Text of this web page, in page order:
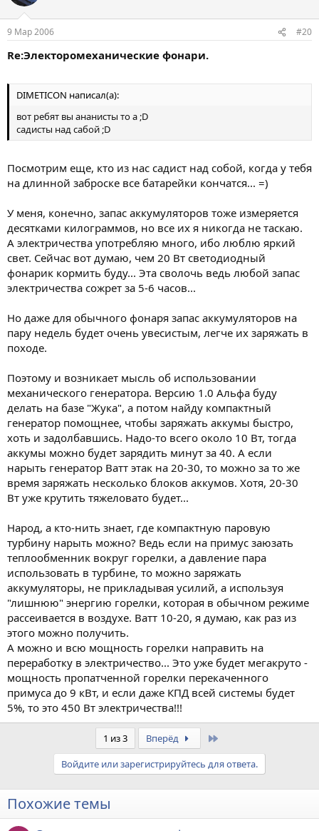
9 Мар 2006 #20
Re:Электоромеханические фонари.
DIMETICON написал(а):
вот ребят вы ананисты то а ;D
садисты над сабой ;D
Посмотрим еще, кто из нас садист над собой, когда у тебя
на длинной заброске все батарейки кончатся... =)
У меня, конечно, запас аккумуляторов тоже измеряется
десятками килограммов, но все их я никогда не таскаю.
А электричества употребляю много, ибо люблю яркий
свет. Сейчас вот думаю, чем 20 Вт светодиодный
фонарик кормить буду... Эта сволочь ведь любой запас
электричества сожрет за 5-6 часов...
Но даже для обычного фонаря запас аккумуляторов на
пару недель будет очень увесистым, легче их заряжать в
походе.
Поэтому и возникает мысль об использовании
механического генератора. Версию 1.0 Альфа буду
делать на базе "Жука", а потом найду компактный
генератор помощнее, чтобы заряжать аккумы быстро,
хоть и задолбавшись. Надо-то всего около 10 Вт, тогда
аккумы можно будет зарядить минут за 40. А если
нарыть генератор Ватт этак на 20-30, то можно за то же
время заряжать несколько блоков аккумов. Хотя, 20-30
Вт уже крутить тяжеловато будет...
Народ, а кто-нить знает, где компактную паровую
турбину нарыть можно? Ведь если на примус заюзать
теплообменник вокруг горелки, а давление пара
использовать в турбине, то можно заряжать
аккумуляторы, не прикладывая усилий, а используя
"лишнюю" энергию горелки, которая в обычном режиме
рассеивается в воздухе. Ватт 10-20, я думаю, как раз из
этого можно получить.
А можно и всю мощность горелки направить на
переработку в электричество... Это уже будет мегакруто -
мощность пропатченной горелки перекаченного
примуса до 9 кВт, и если даже КПД всей системы будет
5%, то это 450 Вт электричества!!!
1 из 3 Вперёд
Войдите или зарегистрируйтесь для ответа.
Похожие темы